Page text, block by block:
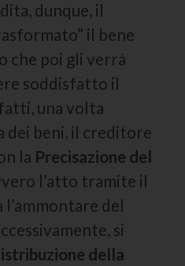
dunque, il
il bene
che poi gli verrà
soddisfatto il
una volta
dei beni, il creditore
la Precisazione del
l’atto tramite il
del
si
della